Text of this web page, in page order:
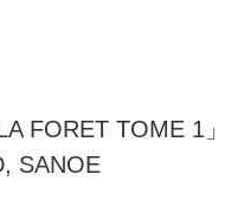
FORET TOME 1」
SANOE